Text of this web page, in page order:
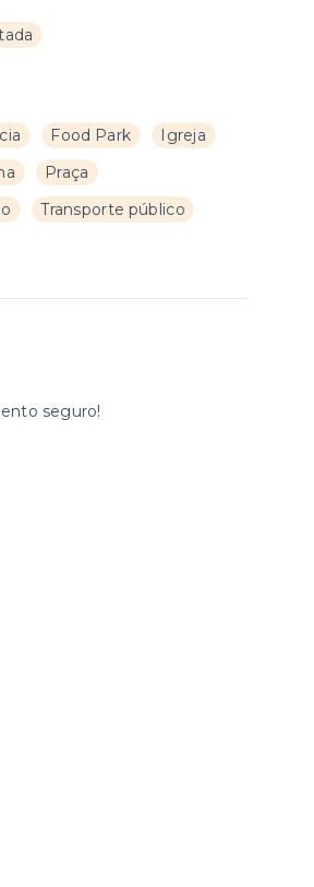
Food Park
Igreja
Praça
Transporte público
seguro!